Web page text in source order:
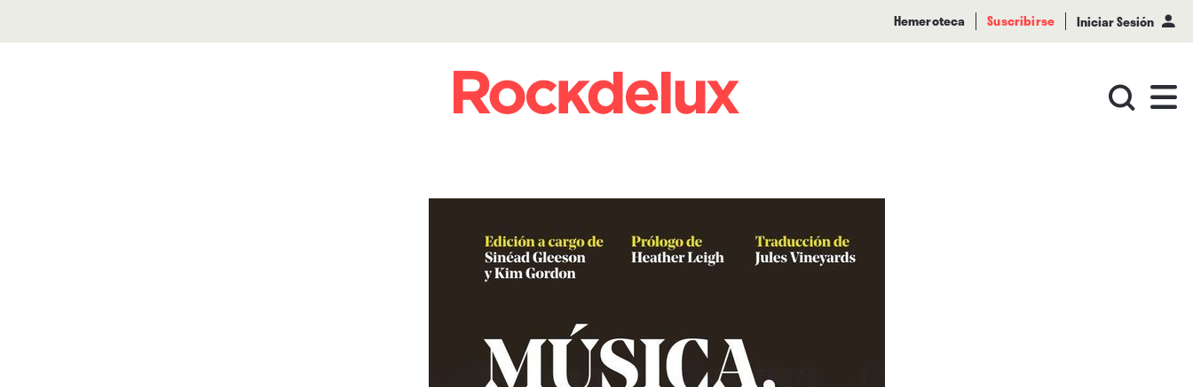
Hemeroteca Suscribirse Iniciar Sesión